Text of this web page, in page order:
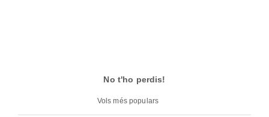
No t'ho perdis!
Vols més populars